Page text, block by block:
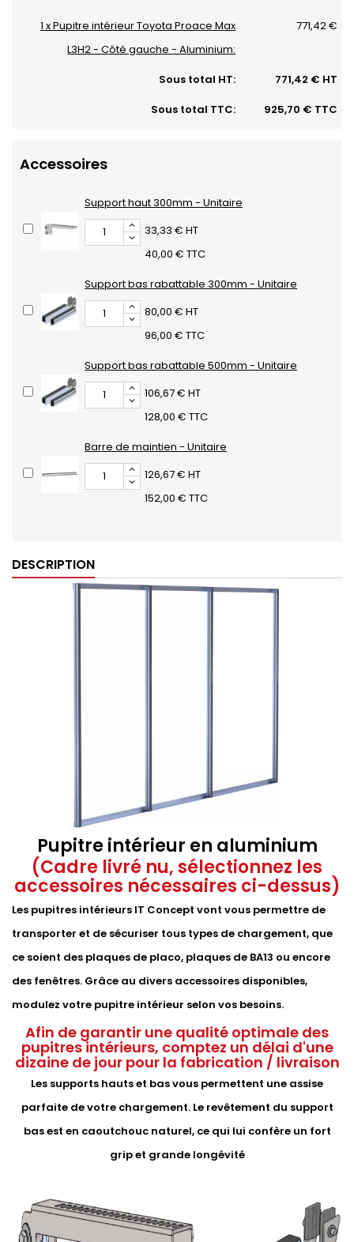
1 x Pupitre intérieur Toyota Proace Max
L3H2 - Côté gauche - Aluminium:
771,42 €
Sous total HT:
771,42 € HT
Sous total TTC:
925,70 € TTC
Accessoires
Support haut 300mm - Unitaire
33,33 € HT
40,00 € TTC
Support bas rabattable 300mm - Unitaire
80,00 € HT
96,00 € TTC
Support bas rabattable 500mm - Unitaire
106,67 € HT
128,00 € TTC
Barre de maintien - Unitaire
126,67 € HT
152,00 € TTC
DESCRIPTION
Pupitre intérieur en aluminium
(Cadre livré nu, sélectionnez les
accessoires nécessaires ci-dessus)
Les pupitres intérieurs IT Concept vont vous permettre de
transporter et de sécuriser tous types de chargement, que
ce soient des plaques de placo, plaques de BA13 ou encore
des fenêtres. Grâce au divers accessoires disponibles,
modulez votre pupitre intérieur selon vos besoins.
Afin de garantir une qualité optimale des
pupitres intérieurs, comptez un délai d'une
dizaine de jour pour la fabrication / livraison
Les supports hauts et bas vous permettent une assise
parfaite de votre chargement. Le revêtement du support
bas est en caoutchouc naturel, ce qui lui confère un fort
grip et grande longévité